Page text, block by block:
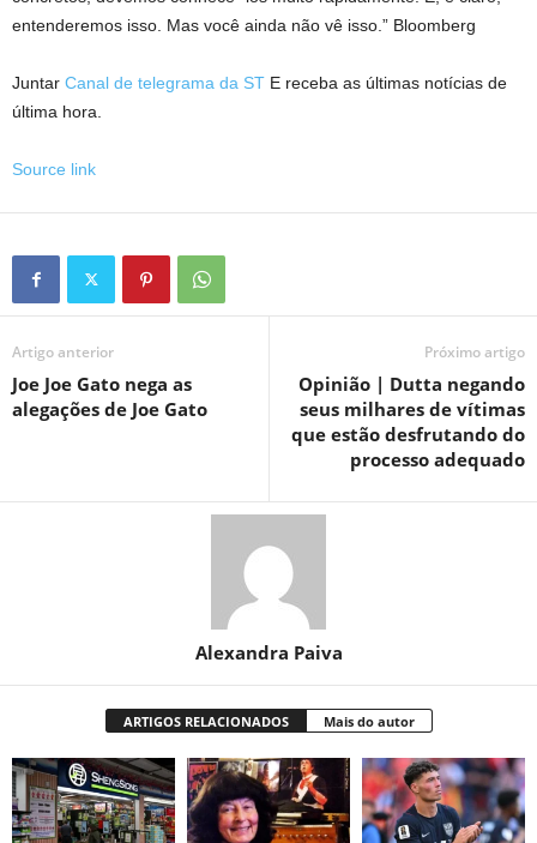
entenderemos isso. Mas você ainda não vê isso.” Bloomberg
Juntar Canal de telegrama da ST E receba as últimas notícias de
última hora.
Source link
Artigo anterior
Joe Joe Gato nega as
alegações de Joe Gato
Próximo artigo
Opinião | Dutta negando
seus milhares de vítimas
que estão desfrutando do
processo adequado
Alexandra Paiva
ARTIGOS RELACIONADOS Mais do autor